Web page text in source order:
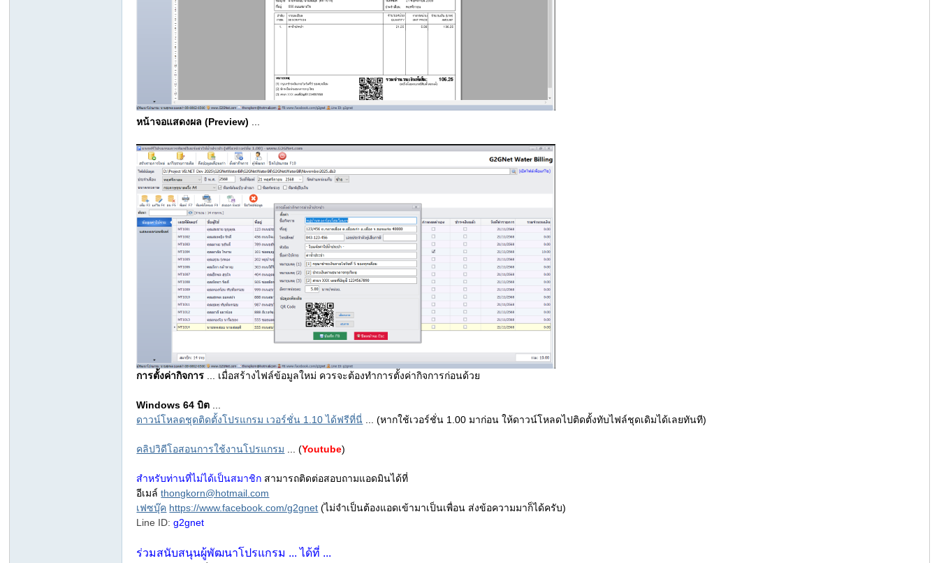
หน้าจอแสดงผล (Preview)
การตั้งค่ากิจการ ... เมื่อสร้างไฟล์ข้อมูลใหม่ ควรจะต้องทำการตั้งค่ากิจการก่อนด้วย
Windows 64 บิต
ดาวน์โหลดชุดติดตั้งโปรแกรม เวอร์ชั่น 1.10 ได้ฟรีที่นี่ ... (หากใช้เวอร์ชั่น 1.00 มาก่อน ให้ดาวน์โหลดไปติดตั้งทับไฟล์ชุดเดิมได้เลยทันที)
คลิปวิดีโอสอนการใช้งานโปรแกรม ... (Youtube)
สำหรับท่านที่ไม่ได้เป็นสมาชิก สามารถติดต่อสอบถามแอดมินได้ที่
อีเมล์thongkorn@hotmail.com
เฟซบุ๊ค https://www.facebook.com/g2gnet (ไม่จำเป็นต้องแอดเข้ามาเป็นเพื่อน ส่งข้อความมาก็ได้ครับ)
Line ID:g2gnet
ร่วมสนับสนุนผู้พัฒนาโปรแกรม ... ได้ที่ ...